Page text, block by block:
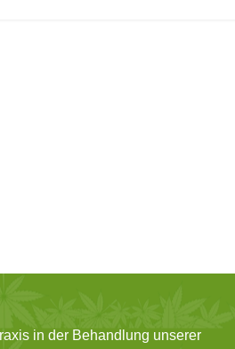
in der Behandlung unserer